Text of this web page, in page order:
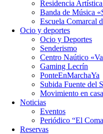
Residencia
Banda de Música
Escuela Comarcal
Ocio y deportes
Ocio y Deportes
Senderismo
Centro Naútico
Gaming Lecrín
PonteEnMarchaYa
Subida Fuente del
Movimiento en casa
Noticias
Eventos
Periódico “El
Reservas